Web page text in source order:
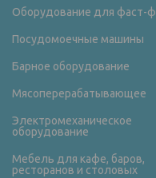
Оборудование для фаст-
Посудомоечные машины
Барное оборудование
Мясоперерабатывающее
Электромеханическое
оборудование
Мебель для кафе, баров,
ресторанов и столовых